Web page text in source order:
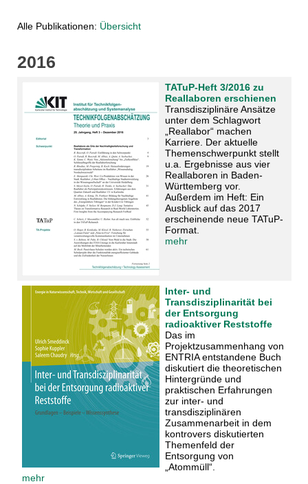
Alle Publikationen: Übersicht
2016
TATuP-Heft 3/2016 zu
Reallaboren erschienen
Transdisziplinäre Ansätze
unter dem Schlagwort
„Reallabor“ machen
Karriere. Der aktuelle
Themenschwerpunkt stellt
u.a. Ergebnisse aus vier
Reallaboren in Baden-
Württemberg vor.
Außerdem im Heft: Ein
Ausblick auf das 2017
erscheinende neue TATuP-
Format.
mehr
Inter- und
Transdisziplinarität bei
der Entsorgung
radioaktiver Reststoffe
Das im
Projektzusammenhang von
ENTRIA entstandene Buch
diskutiert die theoretischen
Hintergründe und
praktischen Erfahrungen
zur inter- und
transdisziplinären
Zusammenarbeit in dem
kontrovers diskutierten
Themenfeld der
Entsorgung von
„Atommüll“.
mehr